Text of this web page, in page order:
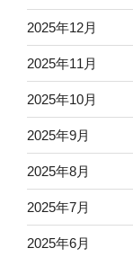
2025年12月
2025年11月
2025年10月
2025年9月
2025年8月
2025年7月
2025年6月